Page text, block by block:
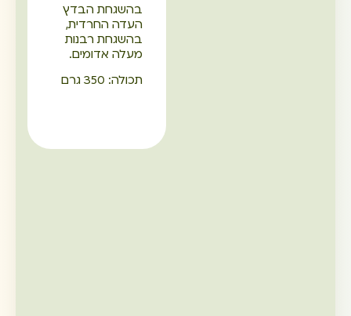
בהשגחת הבדץ
העדה החרדית,
בהשגחת רבנות
מעלה אדומים.
תכולה: 350 גרם